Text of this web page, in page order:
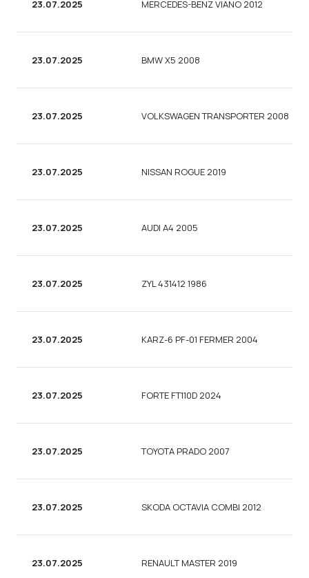
23.07.2025 MERCEDES-BENZ VIANO 2012
23.07.2025 BMW X5 2008
23.07.2025 VOLKSWAGEN TRANSPORTER 2008
23.07.2025 NISSAN ROGUE 2019
23.07.2025 AUDI A4 2005
23.07.2025 ZYL 431412 1986
23.07.2025 KARZ-6 PF-01 FERMER 2004
23.07.2025 FORTE FT110D 2024
23.07.2025 TOYOTA PRADO 2007
23.07.2025 SKODA OCTAVIA COMBI 2012
23.07.2025 RENAULT MASTER 2019